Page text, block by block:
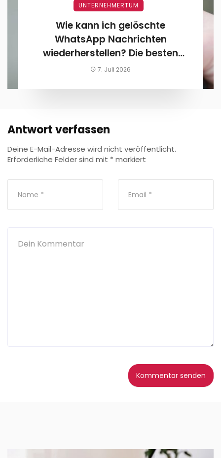
UNTERNEHMERTUM
Wie kann ich gelöschte
WhatsApp Nachrichten
wiederherstellen? Die besten
Chancen auf eine Rettung
7. Juli 2026
Antwort verfassen
Deine E-Mail-Adresse wird nicht veröffentlicht.
Erforderliche Felder sind mit * markiert